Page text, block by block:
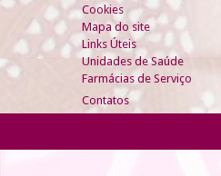
Cookies
Mapa do site
Links Úteis
Unidades de Saúde
Farmácias de Serviço
Contatos